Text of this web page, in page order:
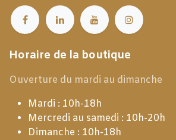
Horaire de la boutique
Ouverture du mardi au dimanche
Mardi : 10h-18h
Mercredi au samedi : 10h-20h
Dimanche : 10h-18h